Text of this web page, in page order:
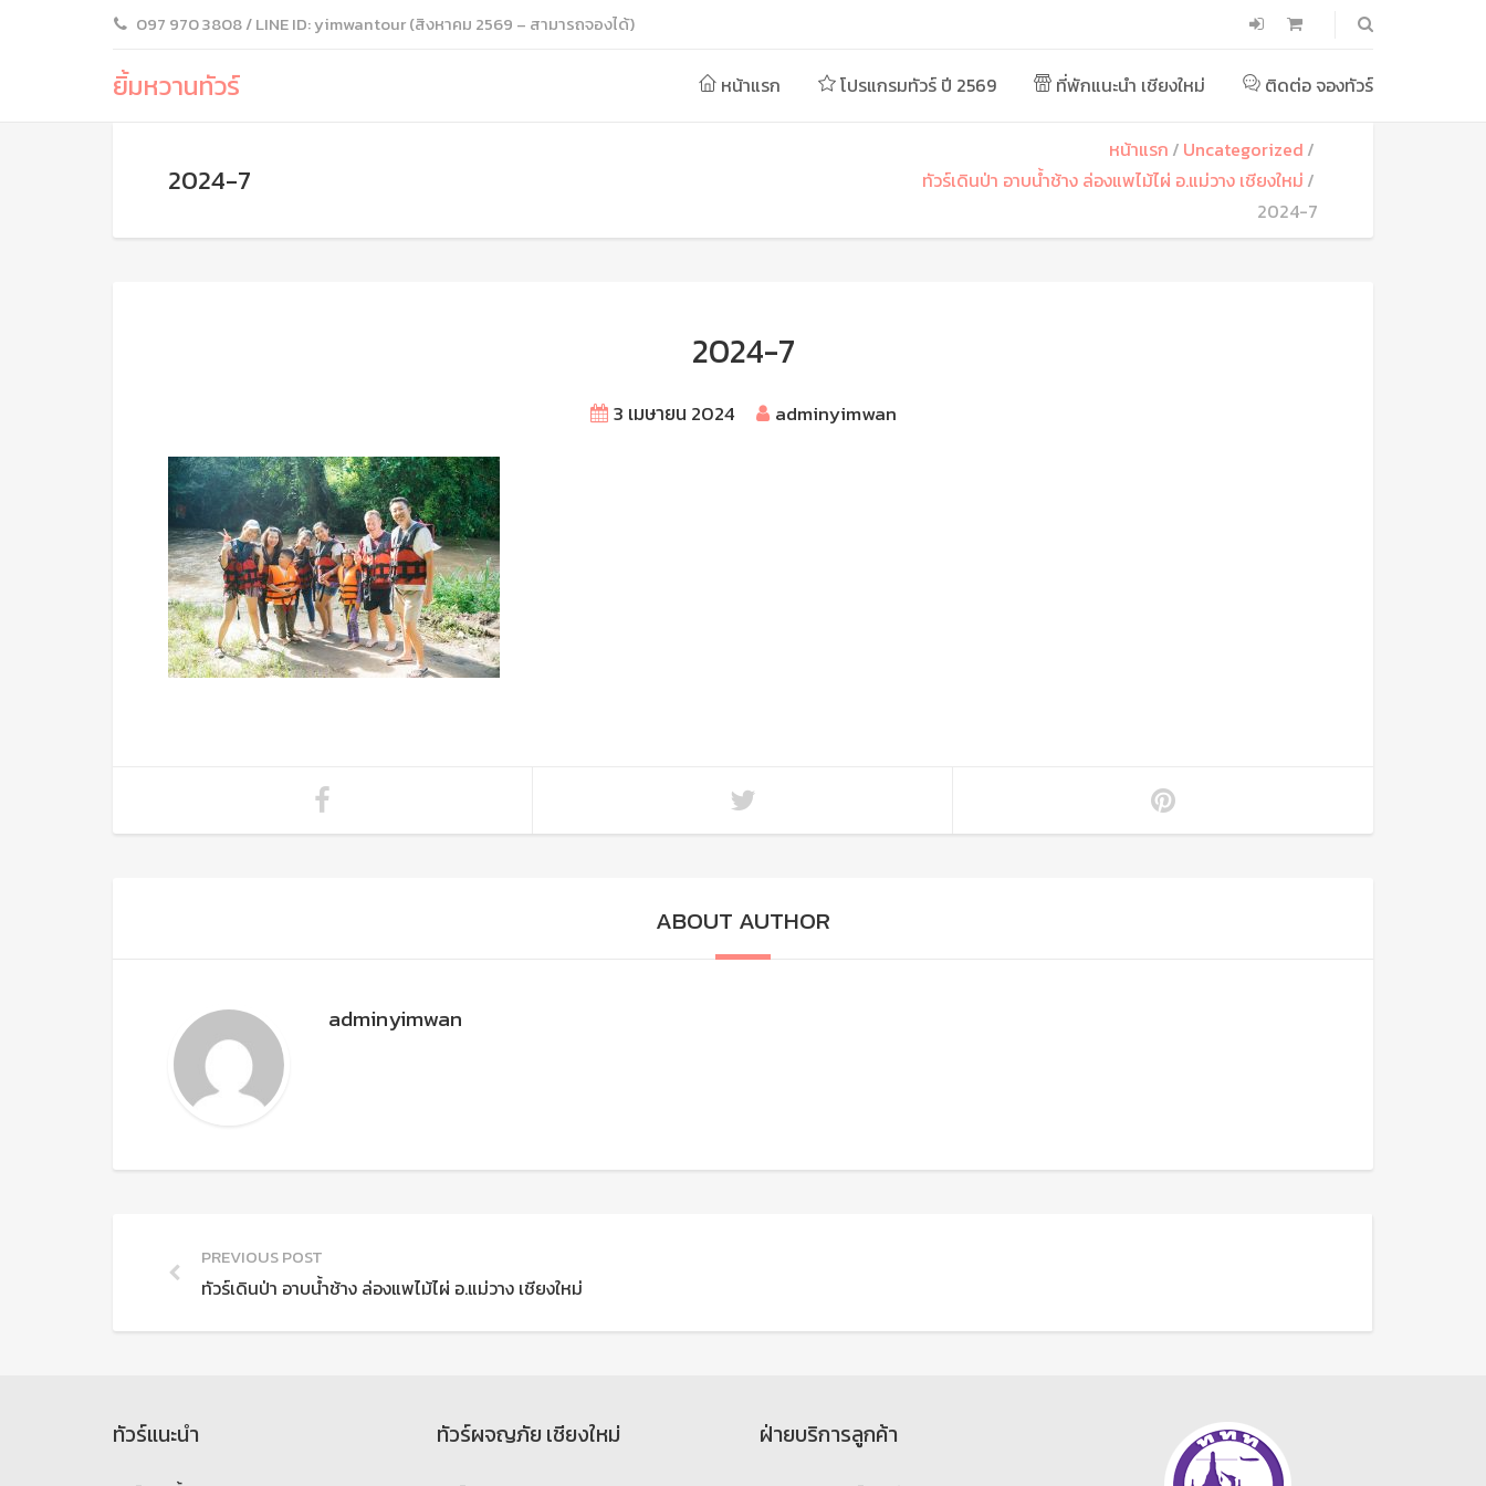
097 970 3808 / LINE ID: yimwantour (สิงหาคม 2569 – สามารถจองได้)
ยิ้มหวานทัวร์ หน้าแรก โปรแกรมทัวร์ ปี 2569 ที่พักแนะนำ เชียงใหม่ ติดต่อ จองทัวร์
2024-7
หน้าแรก
Uncategorized
ทัวร์เดินป่า อาบน้ำช้าง ล่องแพไม้ไผ่ อ.แม่วาง เชียงใหม่
2024-7
2024-7
3 เมษายน 2024 adminyimwan
ABOUT AUTHOR
adminyimwan
PREVIOUS POST
ทัวร์เดินป่า อาบน้ำช้าง ล่องแพไม้ไผ่ อ.แม่วาง เชียงใหม่
ทัวร์แนะนำ ทัวร์ผจญภัย เชียงใหม่ ฝ่ายบริการลูกค้า